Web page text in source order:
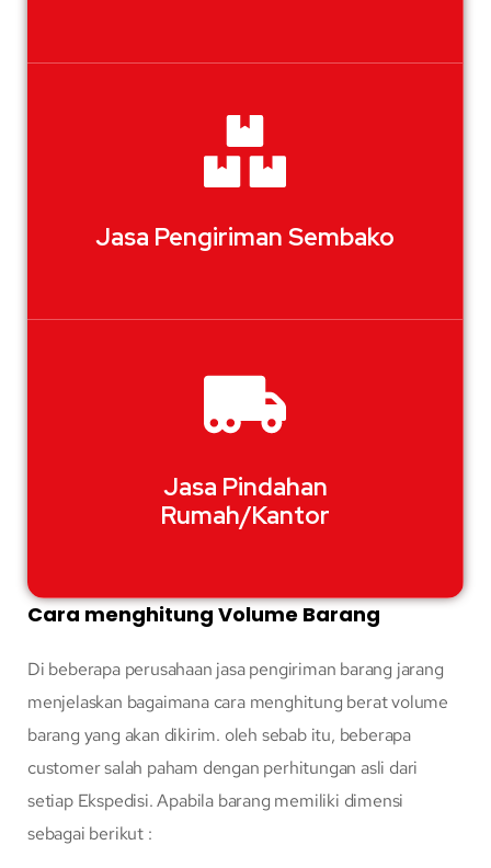
Jasa Pengiriman Sembako
Jasa Pindahan
Rumah/Kantor
Cara menghitung Volume Barang
Di beberapa perusahaan jasa pengiriman barang jarang
menjelaskan bagaimana cara menghitung berat volume
barang yang akan dikirim. oleh sebab itu, beberapa
customer salah paham dengan perhitungan asli dari
setiap Ekspedisi. Apabila barang memiliki dimensi
sebagai berikut :